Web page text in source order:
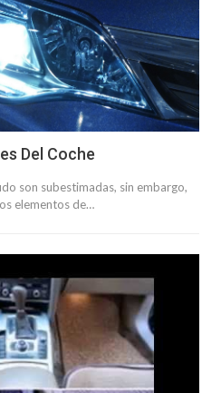
Del Coche
son subestimadas, sin embargo,
elementos de…